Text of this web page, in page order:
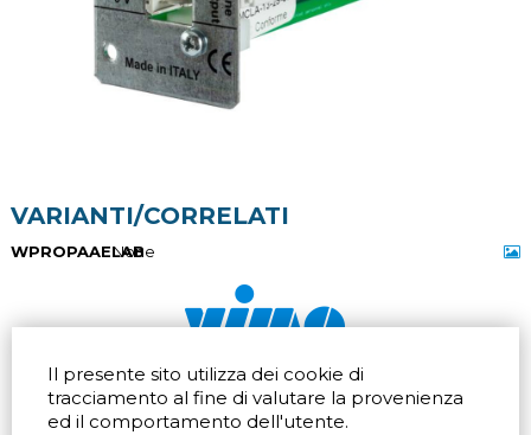
Il presente sito utilizza dei cookie di
tracciamento al fine di valutare la provenienza
ed il comportamento dell'utente.
VARIANTI/CORRELATI
WPROPAAELAB
None
Via dell'artigianato 32Q
20865 Usmate Velate (MB)
Indicazioni Stradali
Tel. +39 039 672520
Fax +39 039 672568
Email